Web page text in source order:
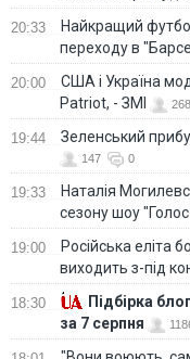
20:33
Найкращий
переходу в
20:00
США і Україна
Patriot, - ЗМІ
268
19:44 Зеленський
147 0
19:33
Наталія
сезону шоу "Голос
19:00
Російська еліта
виходить з-під
18:30
Підбірка
за 7 серпня